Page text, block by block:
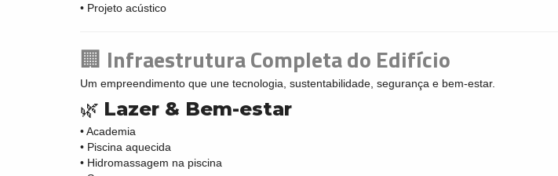
• Projeto acústico
🏢 Infraestrutura Completa do Edifício
Um empreendimento que une tecnologia, sustentabilidade, segurança e bem-estar.
🌿 Lazer & Bem-estar
• Academia
• Piscina aquecida
• Hidromassagem na piscina